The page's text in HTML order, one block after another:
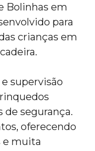
Bolinhas em
para
crianças em
supervisão
de segurança.
oferecendo
e muita